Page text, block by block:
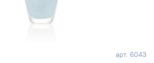
арт. 6043